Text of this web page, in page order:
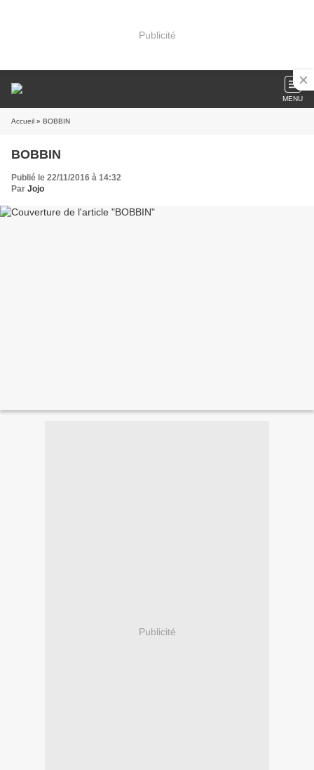
Publicité
MENU
Accueil » BOBBIN
BOBBIN
Publié le 22/11/2016 à 14:32
Par Jojo
Publicité